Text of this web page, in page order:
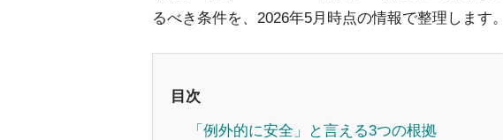
るべき条件を、2026年5月時点の情報で整理します。
目次
「例外的に安全」と言える3つの根拠